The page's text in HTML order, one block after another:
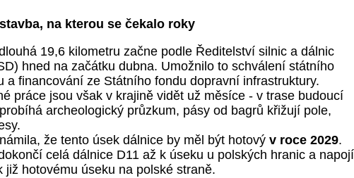
na kterou se čekalo roky
19,6 kilometru začne podle Ředitelství silnic a dálnic
hned na začátku dubna. Umožnilo to schválení státního
a financování ze Státního fondu dopravní infrastruktury.
práce jsou však v krajině vidět už měsíce - v trase budoucí
archeologický průzkum, pásy od bagrů křižují pole,
že tento úsek dálnice by měl být hotový v roce 2029.
celá dálnice D11 až k úseku u polských hranic a napojí
již hotovému úseku na polské straně.